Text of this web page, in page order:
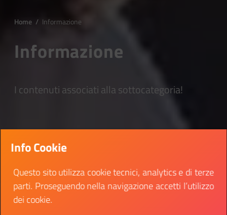
Home / Informazione
Informazione
I contenuti associati alla sottocategoria!
Info Cookie
Questo sito utilizza cookie tecnici, analytics e di terze
parti. Proseguendo nella navigazione accetti l’utilizzo
dei cookie.